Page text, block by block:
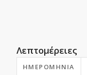
Λεπτομέρειες
ΗΜΕΡΟΜΗΝΊΑ